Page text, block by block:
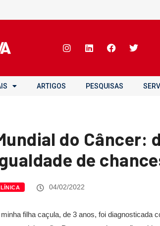
ARTIGOS PESQUISAS
do Câncer:
de
04/02/2022
minha filha caçula, de 3 anos, foi diagnosticada